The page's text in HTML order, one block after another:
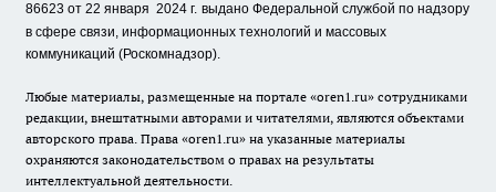
86623 от 22 января 2024 г. выдано Федеральной службой по надзору
в сфере связи, информационных технологий и массовых
коммуникаций (Роскомнадзор).
Любые материалы, размещенные на портале «oren1.ru» сотрудниками
редакции, внештатными авторами и читателями, являются объектами
авторского права. Права «oren1.ru» на указанные материалы
охраняются законодательством о правах на результаты
интеллектуальной деятельности.